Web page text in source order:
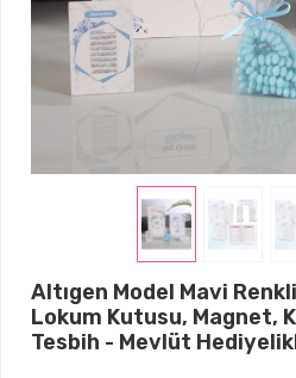
Altıgen Model Mavi
Lokum Kutusu, Magnet,
Tesbih - Mevlüt